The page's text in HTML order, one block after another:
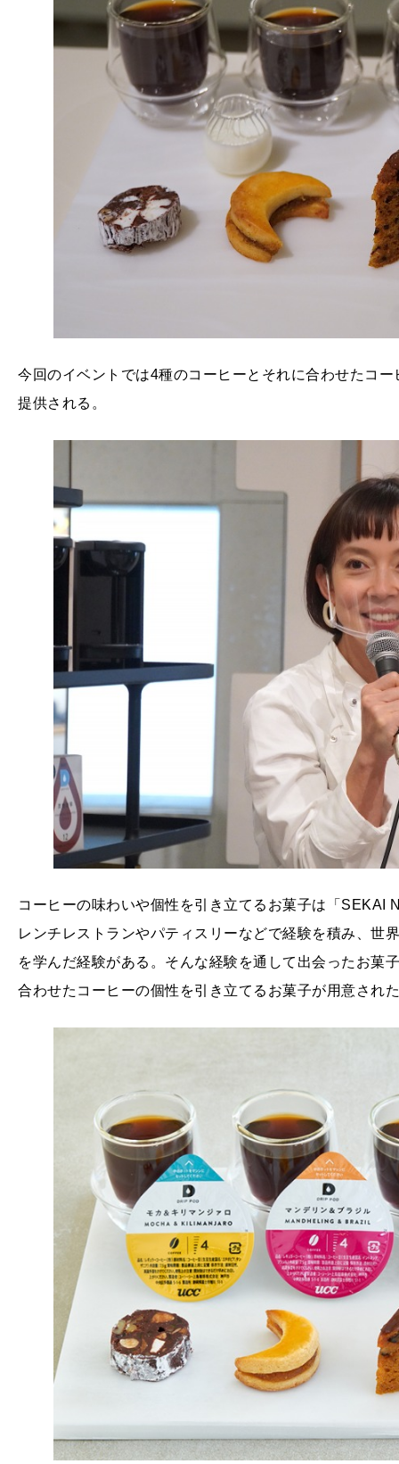
今回のイベントでは4種のコーヒーとそれに合わせたコ
提供される。
コーヒーの味わいや個性を引き立てるお菓子は「SEKAI
レンチレストランやパティスリーなどで経験を積み、世
を学んだ経験がある。そんな経験を通して出会ったお菓
合わせたコーヒーの個性を引き立てるお菓子が用意され